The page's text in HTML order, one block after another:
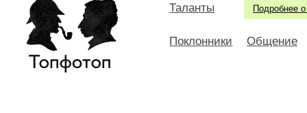
Подробнее о
Таланты
Поклонники Общение